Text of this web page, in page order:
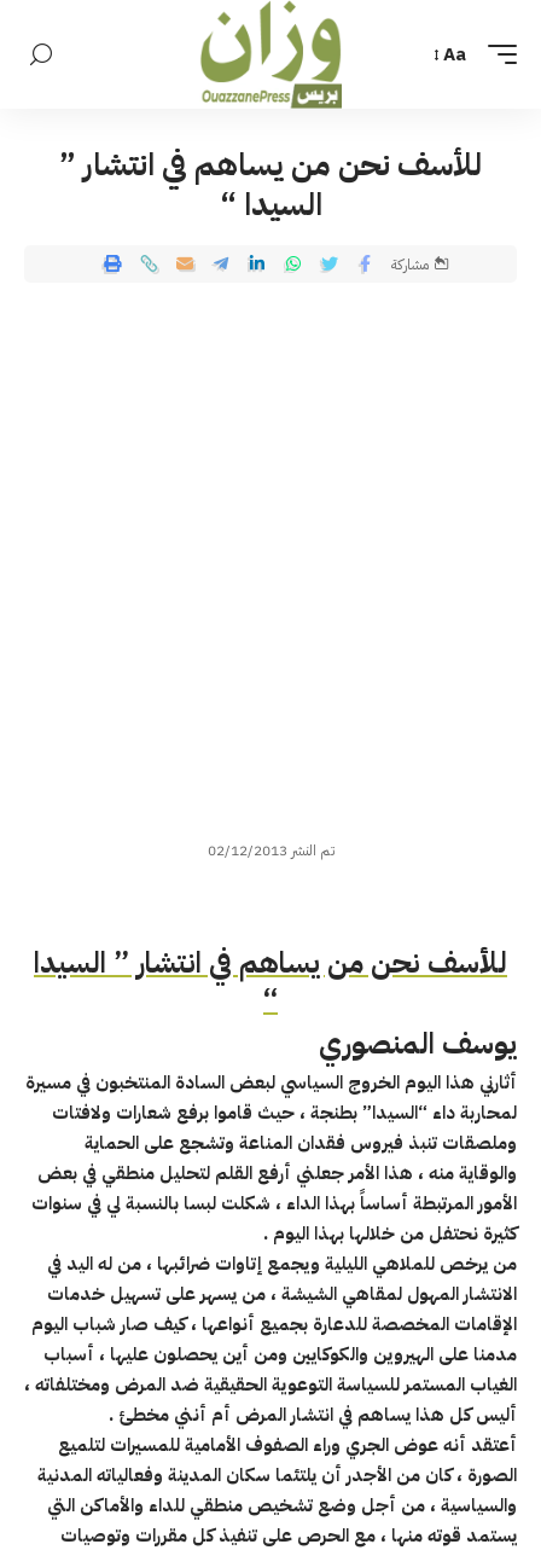
Aa
للأسف نحن من يساهم في انتشار ”
السيدا “
تم النشر 02/12/2013
مشاركة
للأسف نحن من يساهم في انتشار ” السيدا
“
يوسف المنصوري
أثارني هذا اليوم الخروج السياسي لبعض السادة المنتخبون في مسيرة
لمحاربة داء “السيدا” بطنجة ، حيث قاموا برفع شعارات ولافتات
وملصقات تنبذ فيروس فقدان المناعة وتشجع على الحماية
والوقاية منه ، هذا الأمر جعلني أرفع القلم لتحليل منطقي في بعض
الأمور المرتبطة أساساً بهذا الداء ، شكلت لبسا بالنسبة لي في سنوات
كثيرة نحتفل من خلالها بهذا اليوم .
من يرخص للملاهي الليلية ويجمع إتاوات ضرائبها ، من له اليد في
الانتشار المهول لمقاهي الشيشة ، من يسهر على تسهيل خدمات
الإقامات المخصصة للدعارة بجميع أنواعها ، كيف صار شباب اليوم
مدمنا على الهيروين والكوكايين ومن أين يحصلون عليها ، أسباب
الغياب المستمر للسياسة التوعوية الحقيقية ضد المرض ومختلفاته ،
أليس كل هذا يساهم في انتشار المرض أم أنني مخطئ .
أعتقد أنه عوض الجري وراء الصفوف الأمامية للمسيرات لتلميع
الصورة ، كان من الأجدر أن يلتئما سكان المدينة وفعالياته المدنية
والسياسية ، من أجل وضع تشخيص منطقي للداء والأماكن التي
يستمد قوته منها ، مع الحرص على تنفيذ كل مقررات وتوصيات